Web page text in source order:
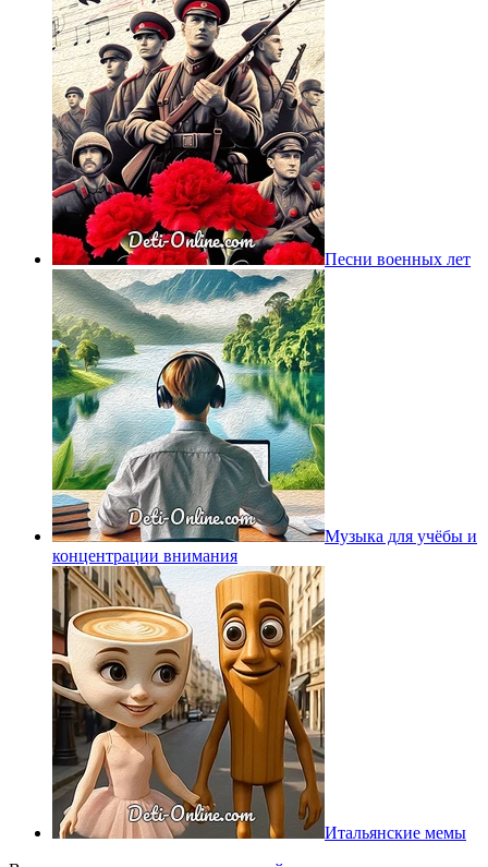
Песни военных лет
Музыка для учёбы и
концентрации внимания
Итальянские мемы